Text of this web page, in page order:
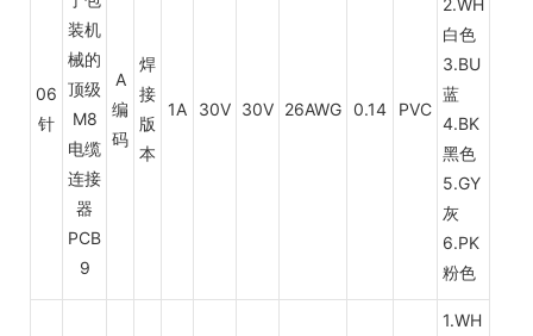
06
针
A
编
码
焊
接
版
本
1A 30V 30V 26AWG 0.14 PVC
白色
3.BU
蓝
4.BK
黑色
5.GY
灰
6.PK
粉色
1.WH